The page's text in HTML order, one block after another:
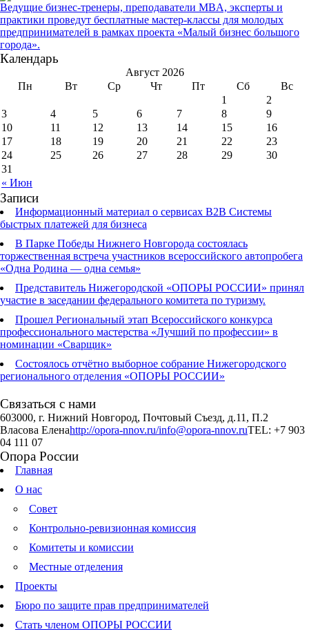
Ведущие бизнес-тренеры, преподаватели MBA, эксперты и
практики проведут бесплатные мастер-классы для молодых
предпринимателей в рамках проекта «Малый бизнес большого
города».
Календарь
Август 2026
Пн
Вт Ср Чт Пт Сб Вс
« Июн
1
2
3
4 5 6 7 8
9
10
11 12 13 14 15
16
17
18 19 20 21 22
23
24
25 26 27 28 29
30
31
Записи
Информационный материал о сервисах В2В Системы
быстрых платежей для бизнеса
В Парке Победы Нижнего Новгорода состоялась
торжественная встреча участников всероссийского автопробега
«Одна Родина — одна семья»
Представитель Нижегородской «ОПОРЫ РОССИИ» принял
участие в заседании федерального комитета по туризму.
Прошел Региональный этап Всероссийского конкурса
профессионального мастерства «Лучший по профессии» в
номинации «Сварщик»
Состоялось отчётно выборное собрание Нижегородского
регионального отделения «ОПОРЫ РОССИИ»
Связаться с нами
603000, г. Нижний Новгород, Почтовый Съезд, д.11, П.2
Власова Еленаhttp://opora-nnov.ru/info@opora-nnov.ruTEL: +7 903
04 111 07
Опора России
Главная
О нас
Совет
Контрольно-ревизионная комиссия
Комитеты и комиссии
Местные отделения
Проекты
Бюро по защите прав предпринимателей
Стать членом ОПОРЫ РОССИИ